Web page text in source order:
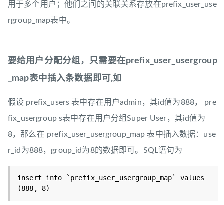
用于多个用户；他们之间的关联关系存放在prefix_user_use
rgroup_map表中。
要给用户分配分组，只需要在prefix_user_usergroup
_map表中插入条数据即可,如
假设 prefix_users 表中存在用户admin，其id值为888， pre
fix_usergroup s表中存在用户分组Super User，其id值为
8，那么在 prefix_user_usergroup_map 表中插入数据：use
r_id为888，group_id为8的数据即可。SQL语句为
insert into `prefix_user_usergroup_map` values